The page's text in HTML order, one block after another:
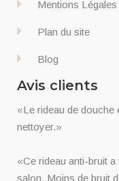
Mentions Légales
Plan du site
Blog
Avis clients
«Le rideau de douche
nettoyer.»
«Ce rideau anti-bruit
salon. Moins de bruit